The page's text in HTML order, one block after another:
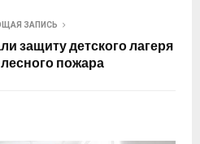
ЗАПИСЬ
защиту детского лагеря
лесного пожара